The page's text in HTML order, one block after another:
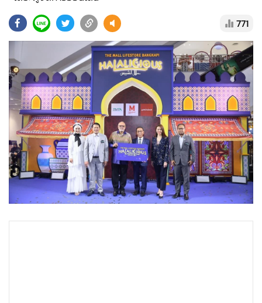
Green Innovation & SD
• Management & HR
• MGR Live
• Infographic
• การเมือง
•
ท่องเที่ยว
• กีฬา
ต่างประเทศ
• Special Scoop
• เศรษฐกิจ-ธุรกิจ
• จีน
• ชุมชน-คุณภาพชีวิต
• อาชญากรรม
771